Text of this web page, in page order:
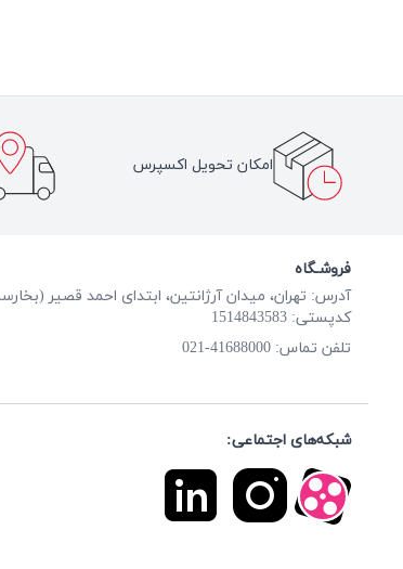
امکان تحویل اکسپرس
فروشـگاه
آدرس: تهران، میدان آرژانتین، ابتدای احمد قصیر (بخارست)، پلاک
کدپستی: 1514843583
تلفن تماس: 41688000-021
شبکه‌های اجتماعی: